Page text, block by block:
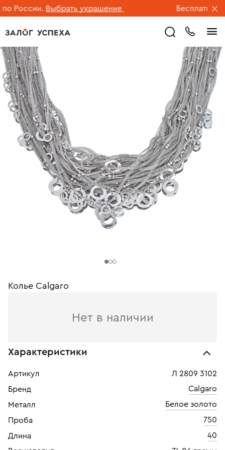
России. Выбрать украшение Бесплатная
Колье Calgaro
Нет в наличии
Характеристики
Артикул
Л 2809 3102
Бренд
Calgaro
Металл
Белое золото
Проба
750
Длина
40